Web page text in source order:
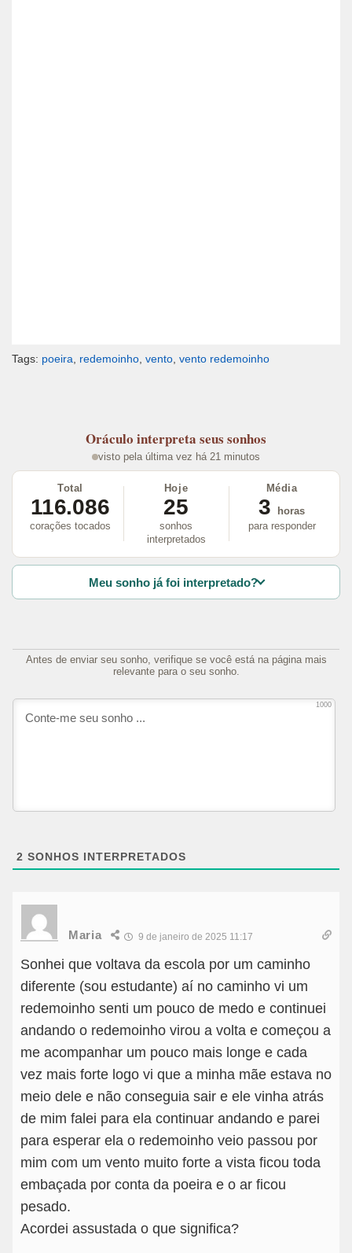
Tags: poeira redemoinho vento vento redemoinho
Oráculo interpreta seus sonhos
visto pela última vez há 21 minutos
Total
116.086
corações tocados
Hoje
25
sonhos
interpretados
Média
3
horas
para responder
Meu sonho já foi interpretado?
Antes de enviar seu sonho, verifique se você está na página mais
relevante para o seu sonho.
1000
2 SONHOS INTERPRETADOS
Maria 9 de janeiro de 2025 11:17
Sonhei que voltava da escola por um caminho
diferente (sou estudante) aí no caminho vi um
redemoinho senti um pouco de medo e continuei
andando o redemoinho virou a volta e começou a
me acompanhar um pouco mais longe e cada
vez mais forte logo vi que a minha mãe estava no
meio dele e não conseguia sair e ele vinha atrás
de mim falei para ela continuar andando e parei
para esperar ela o redemoinho veio passou por
mim com um vento muito forte a vista ficou toda
embaçada por conta da poeira e o ar ficou
pesado.
Acordei assustada o que significa?